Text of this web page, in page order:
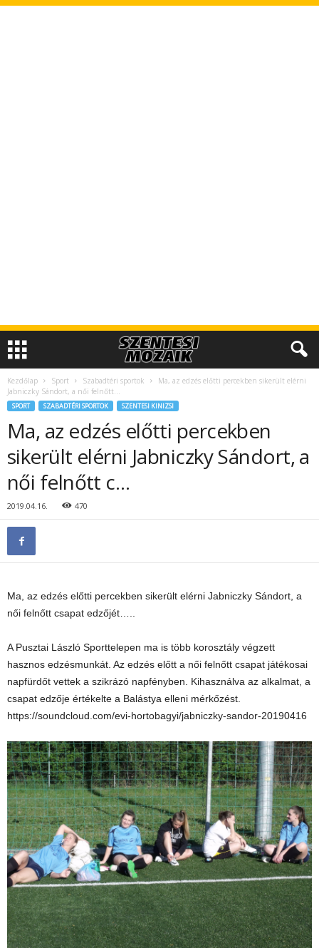
Kezdőlap Sport Szabadtéri sportok
Ma, az edzés előtti percekben sikerült elérni
Jabniczky Sándort, a női felnőtt...
SPORT SZABADTÉRI SPORTOK SZENTESI KINIZSI
Ma, az edzés előtti percekben
sikerült elérni Jabniczky Sándort, a
női felnőtt c…
2019.04.16. 470
Ma, az edzés előtti percekben sikerült elérni Jabniczky Sándort, a
női felnőtt csapat edzőjét…..
A Pusztai László Sporttelepen ma is több korosztály végzett
hasznos edzésmunkát. Az edzés előtt a női felnőtt csapat játékosai
napfürdőt vettek a szikrázó napfényben. Kihasználva az alkalmat, a
csapat edzője értékelte a Balástya elleni mérkőzést.
https://soundcloud.com/evi-hortobagyi/jabniczky-sandor-20190416